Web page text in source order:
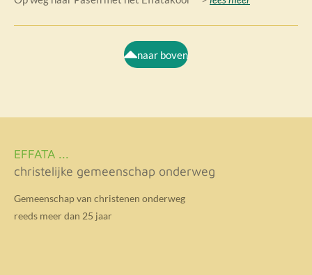
naar boven
EFFATA ...
christelijke gemeenschap onderweg
Gemeenschap van christenen onderweg
reeds meer dan 25 jaar